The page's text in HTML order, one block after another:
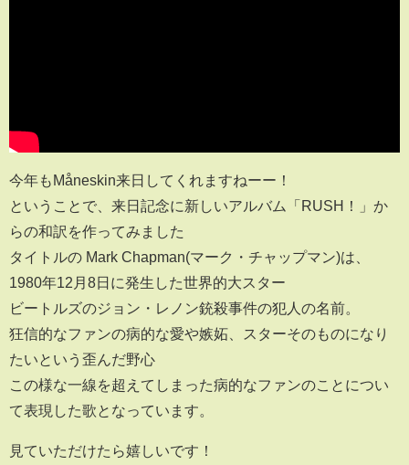
今年もMåneskin来日してくれますねーー！
ということで、来日記念に新しいアルバム「RUSH！」か
らの和訳を作ってみました
タイトルの Mark Chapman(マーク・チャップマン)は、
1980年12月8日に発生した世界的大スター
ビートルズのジョン・レノン銃殺事件の犯人の名前。
狂信的なファンの病的な愛や嫉妬、スターそのものになり
たいという歪んだ野心
この様な一線を超えてしまった病的なファンのことについ
て表現した歌となっています。
見ていただけたら嬉しいです！